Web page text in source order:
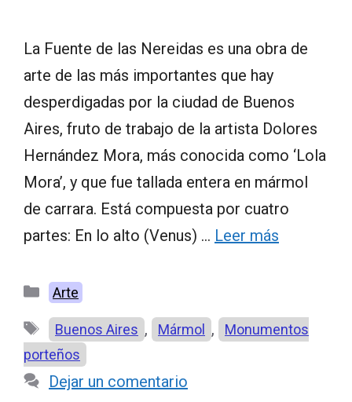
La Fuente de las Nereidas es una obra de
arte de las más importantes que hay
desperdigadas por la ciudad de Buenos
Aires, fruto de trabajo de la artista Dolores
Hernández Mora, más conocida como ‘Lola
Mora’, y que fue tallada entera en mármol
de carrara. Está compuesta por cuatro
partes: En lo alto (Venus) … Leer más
Categorías
Arte
Etiquetas
Buenos Aires , Mármol ,
Monumentos
porteños
Dejar un comentario